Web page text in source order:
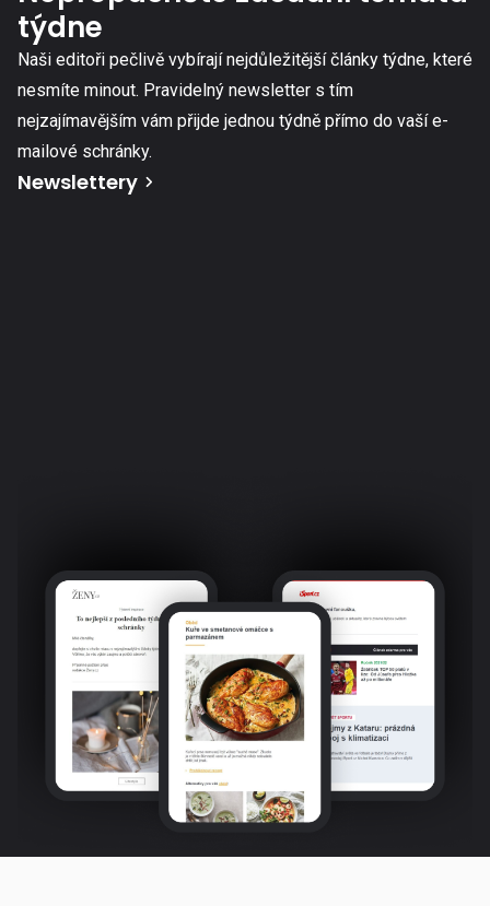
týdne
Naši editoři pečlivě vybírají nejdůležitější články týdne, které
nesmíte minout. Pravidelný newsletter s tím
nejzajímavějším vám přijde jednou týdně přímo do vaší e-
mailové schránky.
Newslettery